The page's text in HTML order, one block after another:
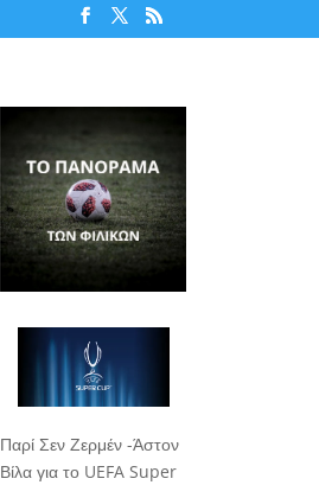
Παρί Σεν Ζερμέν -Άστον
Βίλα για το UEFA Super